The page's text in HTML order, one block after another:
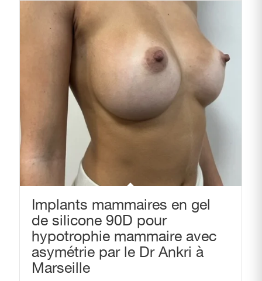
Implants mammaires en gel
de silicone 90D pour
hypotrophie mammaire avec
asymétrie par le Dr Ankri à
Marseille